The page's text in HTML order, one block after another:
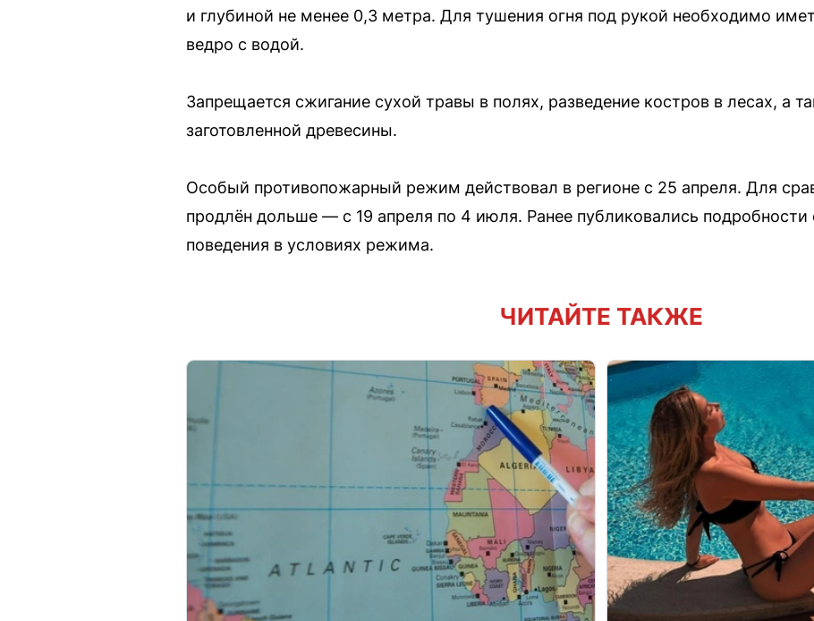
и глубиной не менее 0,3 метра. Для тушения огня под рукой необходимо
ведро с водой.
Запрещается сжигание сухой травы в полях, разведение костров в лесах, а
заготовленной древесины.
Особый противопожарный режим действовал в регионе с 25 апреля. Для
продлён дольше — с 19 апреля по 4 июля. Ранее публиковались подробности
поведения в условиях режима.
ЧИТАЙТЕ ТАКЖЕ